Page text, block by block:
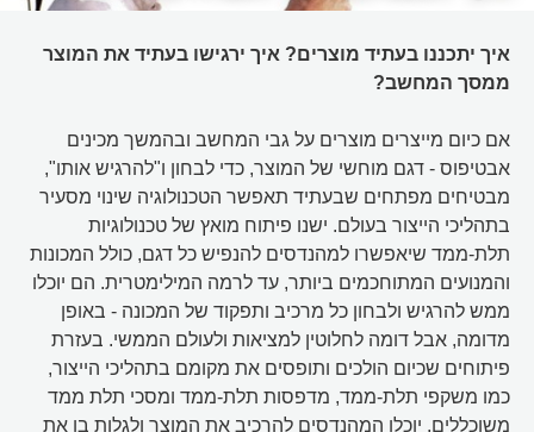
איך יתכננו בעתיד מוצרים? איך ירגישו בעתיד את המוצר
ממסך המחשב?
אם כיום מייצרים מוצרים על גבי המחשב ובהמשך מכינים
אבטיפוס - דגם מוחשי של המוצר, כדי לבחון ו"להרגיש אותו",
מבטיחים מפתחים שבעתיד תאפשר הטכנולוגיה שינוי מסעיר
בתהליכי הייצור בעולם. ישנו פיתוח מואץ של טכנולוגיות
תלת-ממד שיאפשרו למהנדסים להנפיש כל דגם, כולל המכונות
והמנועים המתוחכמים ביותר, עד לרמה המילימטרית. הם יוכלו
ממש להרגיש ולבחון כל מרכיב ותפקוד של המכונה - באופן
מדומה, אבל דומה לחלוטין למציאות ולעולם הממשי. בעזרת
פיתוחים שכיום הולכים ותופסים את מקומם בתהליכי הייצור,
כמו משקפי תלת-ממד, מדפסות תלת-ממד ומסכי תלת ממד
משוכללים, יוכלו המהנדסים להרכיב את המוצר ולגלות בו את